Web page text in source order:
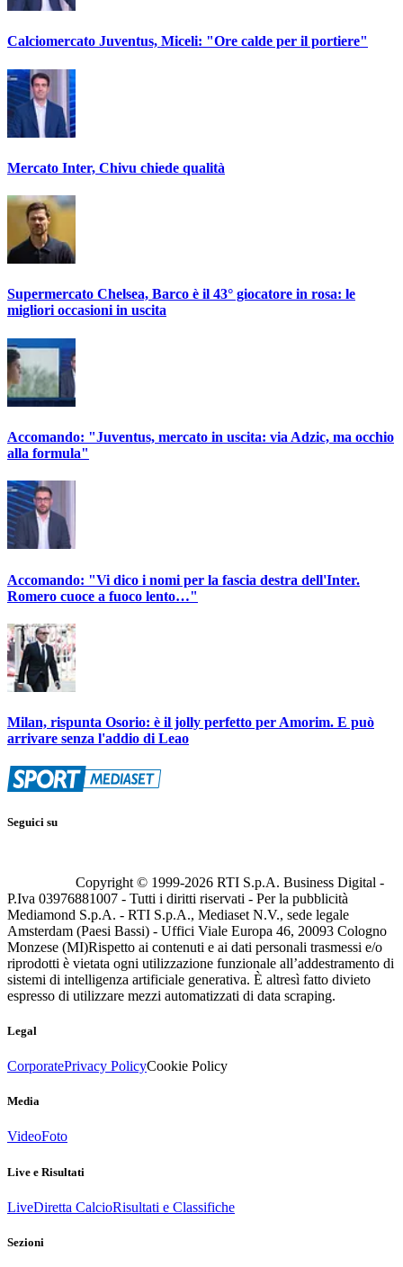
Calciomercato Juventus, Miceli: "Ore calde per il portiere"
Mercato Inter, Chivu chiede qualità
Supermercato Chelsea, Barco è il 43° giocatore in rosa: le
migliori occasioni in uscita
Accomando: "Juventus, mercato in uscita: via Adzic, ma occhio
alla formula"
Accomando: "Vi dico i nomi per la fascia destra dell'Inter.
Romero cuoce a fuoco lento…"
Milan, rispunta Osorio: è il jolly perfetto per Amorim. E può
arrivare senza l'addio di Leao
Seguici su
Copyright © 1999-2026 RTI S.p.A. Business Digital -
P.Iva 03976881007 - Tutti i diritti riservati - Per la pubblicità
Mediamond S.p.A. - RTI S.p.A., Mediaset N.V., sede legale
Amsterdam (Paesi Bassi) - Uffici Viale Europa 46, 20093 Cologno
Monzese (MI)Rispetto ai contenuti e ai dati personali trasmessi e/o
riprodotti è vietata ogni utilizzazione funzionale all’addestramento di
sistemi di intelligenza artificiale generativa. È altresì fatto divieto
espresso di utilizzare mezzi automatizzati di data scraping.
Legal
CorporatePrivacy PolicyCookie Policy
Media
VideoFoto
Live e Risultati
LiveDiretta CalcioRisultati e Classifiche
Sezioni